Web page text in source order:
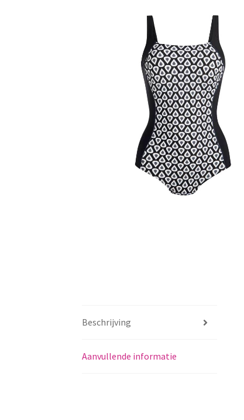
Beschrijving
Aanvullende informatie